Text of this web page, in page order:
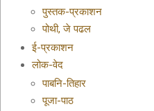
पुस्तक-प्रकाशन
पोथी, जे पढल
ई-प्रकाशन
लोक-वेद
पाबनि-तिहार
पूजा-पाठ